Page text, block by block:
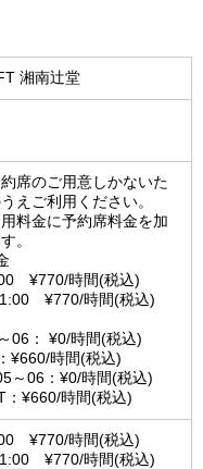
湘南辻堂
席のご用意しかないた
えご利用ください。
料金に予約席料金を加
。
¥770/時間(税込)
¥770/時間(税込)
06： ¥0/時間(税込)
時間(税込)
～06：¥0/時間(税込)
時間(税込)
¥770/時間(税込)
¥770/時間(税込)